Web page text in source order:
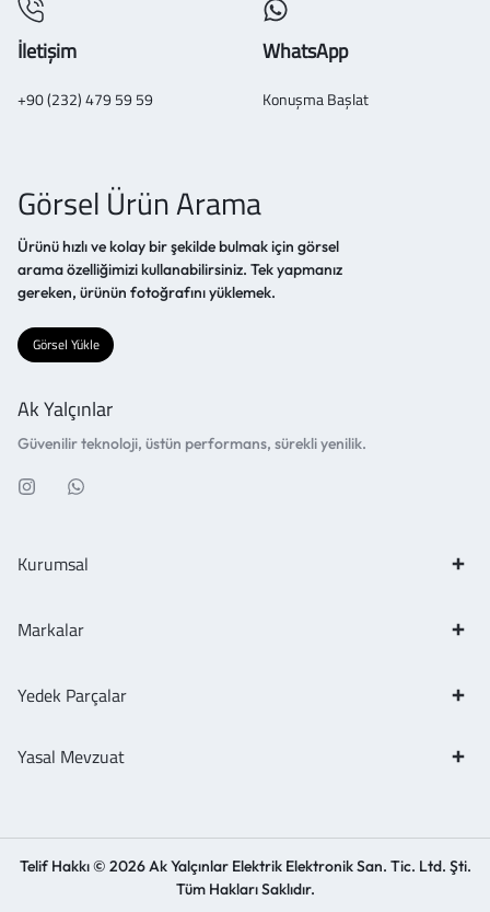
İletişim
+90 (232) 479 59 59
WhatsApp
Konuşma Başlat
Görsel Ürün Arama
Ürünü hızlı ve kolay bir şekilde bulmak için görsel
arama özelliğimizi kullanabilirsiniz. Tek yapmanız
gereken, ürünün fotoğrafını yüklemek.
Görsel Yükle
Ak Yalçınlar
Güvenilir teknoloji, üstün performans, sürekli yenilik.
Kurumsal
Markalar
Yedek Parçalar
Yasal Mevzuat
Telif Hakkı © 2026 Ak Yalçınlar Elektrik Elektronik San. Tic. Ltd. Şti.
Tüm Hakları Saklıdır.